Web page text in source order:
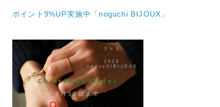
ポイント9%UP実施中「noguchi BIJOUX」